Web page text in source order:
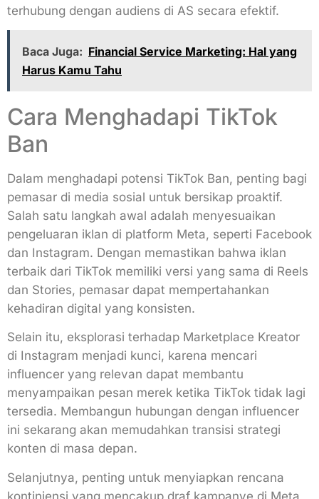
terhubung dengan audiens di AS secara efektif.
Baca Juga: Financial Service Marketing: Hal yang
Harus Kamu Tahu
Cara Menghadapi TikTok
Ban
Dalam menghadapi potensi TikTok Ban, penting bagi
pemasar di media sosial untuk bersikap proaktif.
Salah satu langkah awal adalah menyesuaikan
pengeluaran iklan di platform Meta, seperti Facebook
dan Instagram. Dengan memastikan bahwa iklan
terbaik dari TikTok memiliki versi yang sama di Reels
dan Stories, pemasar dapat mempertahankan
kehadiran digital yang konsisten.
Selain itu, eksplorasi terhadap Marketplace Kreator
di Instagram menjadi kunci, karena mencari
influencer yang relevan dapat membantu
menyampaikan pesan merek ketika TikTok tidak lagi
tersedia. Membangun hubungan dengan influencer
ini sekarang akan memudahkan transisi strategi
konten di masa depan.
Selanjutnya, penting untuk menyiapkan rencana
kontinjensi yang mencakup draf kampanye di Meta,